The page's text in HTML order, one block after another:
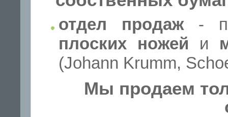
отдел продаж-
плоских ножей и
(Johann Krumm,
Мы продаем